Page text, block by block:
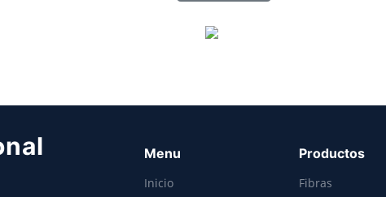
Menu
Inicio
Productos
Fibras